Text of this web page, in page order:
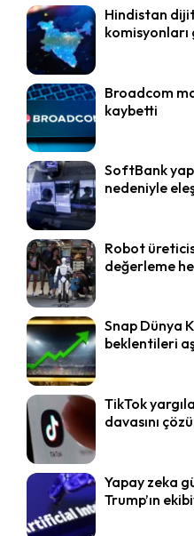
Hindistan
Broadcom
kaybetti
SoftBank
nedeniyle
Robot
değerleme
Snap Dünya
beklentileri
TikTok
davasını
Yapay zeka
Trump’ın